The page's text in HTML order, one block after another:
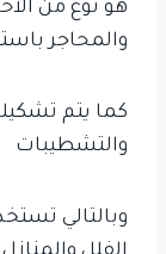
هو نوع من
والمحاجر
كما يتم
والتشطيبات
وبالتالي